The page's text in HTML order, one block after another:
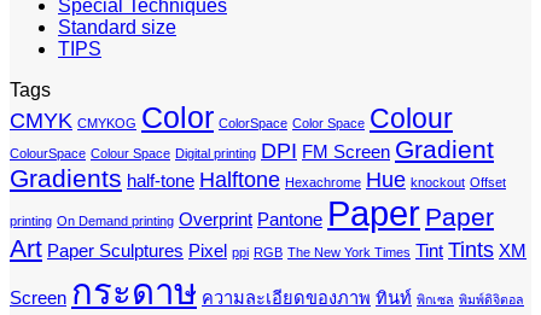
Special Techniques
Standard size
TIPS
Tags
CMYK CMYKOG Color ColorSpace Color Space Colour
ColourSpace Colour Space Digital printing DPI FM Screen Gradient
Gradients half-tone Halftone Hexachrome Hue knockout Offset
printing On Demand printing Overprint Pantone Paper Paper
Art Paper Sculptures Pixel ppi RGB The New York Times Tint Tints XM
Screen กระดาษ ความละเอียดของภาพ ทินท์ พิกเซล พิมพ์ดิจิตอล